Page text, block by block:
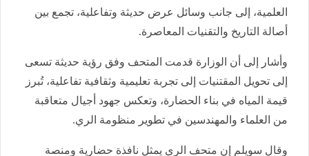
العلمية، إلى جانب وسائل عرض حديثة وتفاعلية، تجمع بين
أصالة التاريخ والتقنيات المعاصرة.
وأشار إلى أن الوزارة قدمت المتحف وفق رؤية حديثة تسعى
إلى تحويل المقتنيات إلى تجربة تعليمية وثقافية تفاعلية، تُبرز
قيمة المياه في بناء الحضارة، وتعكس جهود أجيال متعاقبة
من العلماء والمهندسين في تطوير منظومة الري.
وقال سويلم إن متحف الري يمثل نافذة حضارية ومنصة